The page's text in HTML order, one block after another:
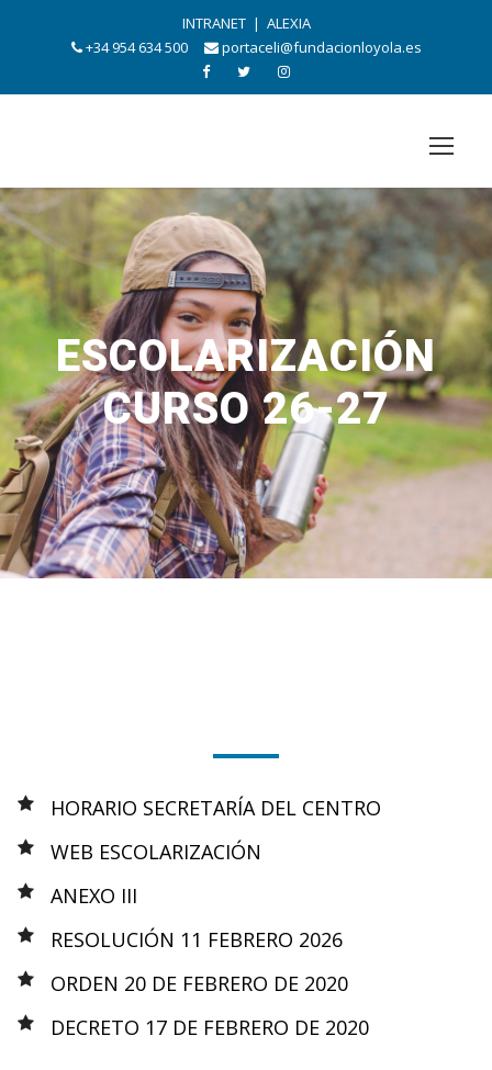
INTRANET| ALEXIA
+34 954 634 500
portaceli@fundacionloyola.es
ESCOLARIZACIÓN
CURSO 26-27
HORARIO SECRETARÍA DEL CENTRO
WEB ESCOLARIZACIÓN
ANEXO III
RESOLUCIÓN 11 FEBRERO 2026
ORDEN 20 DE FEBRERO DE 2020
DECRETO 17 DE FEBRERO DE 2020